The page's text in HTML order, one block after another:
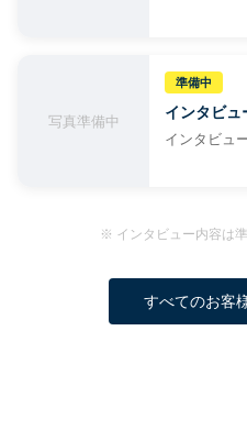
写真準備中
準備中
インタビュ
インタビュ
※ インタビュー内容は
すべてのお客